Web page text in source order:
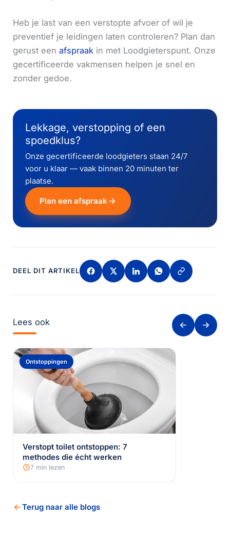
Heb je last van een verstopte afvoer of wil je
preventief je leidingen laten controleren? Plan dan
gerust eenafspraak in met Loodgieterspunt. Onze
gecertificeerde vakmensen helpen je snel en
zonder gedoe.
Lekkage, verstopping of een
spoedklus?
Onze gecertificeerde loodgieters staan 24/7
voor u klaar — vaak binnen 20 minuten ter
plaatse.
Plan een afspraak
DEEL DIT ARTIKEL
Lees ook
Ontstoppingen
Verstopt toilet ontstoppen: 7
methodes die écht werken
7 min lezen
Terug naar alle blogs